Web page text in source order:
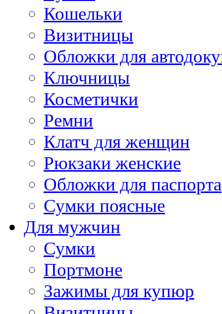
Кошельки
Визитницы
Обложки для
Ключницы
Косметички
Ремни
Клатч для женщин
Рюкзаки женские
Обложки для паспорта
Сумки поясные
Для мужчин
Сумки
Портмоне
Зажимы для купюр